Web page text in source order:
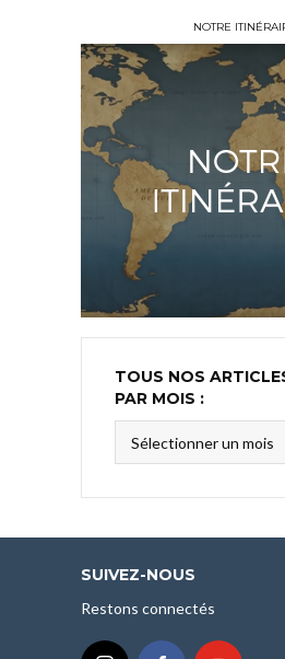
NOTRE
TOUS NOS
PAR MOIS :
nos
classés
:
SUIVEZ-NOUS
Restons connectés